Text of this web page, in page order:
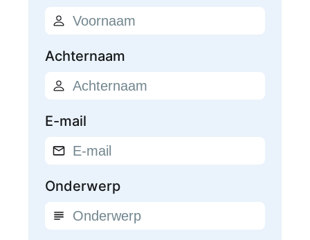
Achternaam
E-mail
Onderwerp